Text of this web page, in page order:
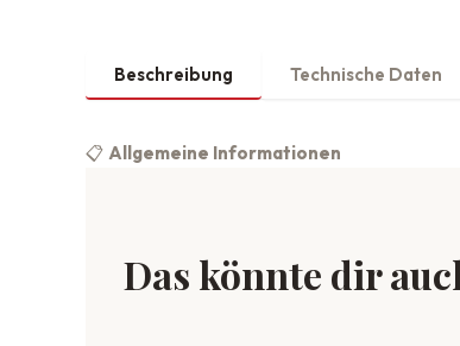
Beschreibung Technische Daten
📋 Allgemeine Informationen
Das könnte dir